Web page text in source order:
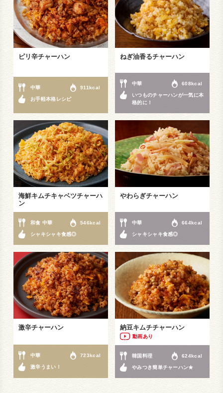
ピリ辛チャーハン
中華 911kcal
お手軽本格レシピ
ねぎ油香るチャーハン
中華 608kcal
いつものチャーハンが一気に本
格的に！
海鮮キムチキャベツチャーハ
ン
和食 中華 546kcal
シャキシャキ食感◎
やわらぎチャーハン
中華 664kcal
シャキシャキ食感◎
激辛チャーハン
中華 723kcal
激辛うまい！
納豆キムチチャーハン
動画あり
韓国料理 624kcal
やみつき簡単チャーハン★